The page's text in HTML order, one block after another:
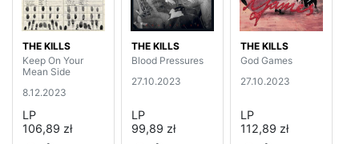
THE KILLS
Keep On Your
Mean Side
8.12.2023
LP
106,89 zł
THE KILLS
Blood Pressures
27.10.2023
LP
99,89 zł
THE KILLS
God Games
27.10.2023
LP
112,89 zł